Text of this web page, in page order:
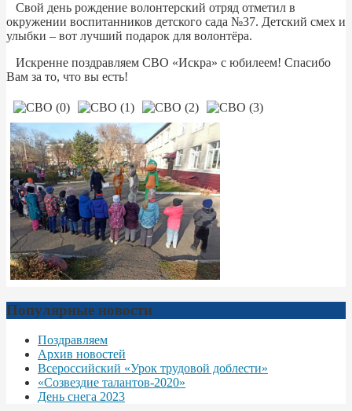
Свой день рождение волонтерский отряд отметил в
окружении воспитанников детского сада №37. Детский смех и
улыбки – вот лучший подарок для волонтёра.
Искренне поздравляем СВО «Искра» с юбилеем! Спасибо
Вам за то, что вы есть!
Популярные новости
Поздравляем
Архив новостей
Всероссийский «Урок трудовой доблести»
«Созвездие талантов-2020»
День снега 2023